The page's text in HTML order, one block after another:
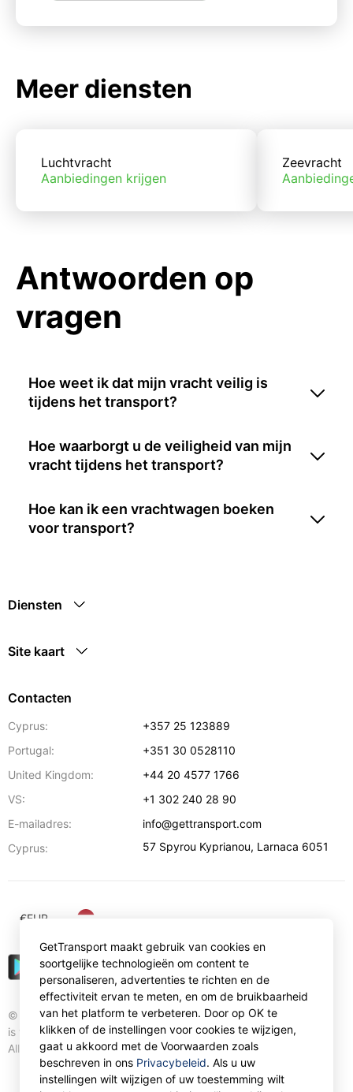
Meer diensten
Luchtvracht
Aanbiedingen krijgen
Zeevracht
Antwoorden op
vragen
Hoe weet ik dat mijn vracht veilig is
tijdens het transport?
Hoe waarborgt u de veiligheid van mijn
vracht tijdens het transport?
Hoe kan ik een vrachtwagen boeken
voor transport?
Diensten
Site kaart
Contacten
Cyprus:
+357 25 123889
Portugal:
+351 30 0528110
United Kingdom:
+44 20 4577 1766
VS:
+1 302 240 28 90
E-mailadres:
info@gettransport.com
Cyprus:
57 Spyrou Kyprianou, Larnaca 6051
© Gettransport International Limited. GetTransport®
is trademark of Gettransport International Limited.
All rights reserved.
€EUR
GetTransport maakt gebruik van cookies en
soortgelijke technologieën om content te
personaliseren, advertenties te richten en de
effectiviteit ervan te meten, en om de bruikbaarheid
van het platform te verbeteren. Door op OK te
klikken of de instellingen voor cookies te wijzigen,
gaat u akkoord met de Voorwaarden zoals
beschreven in ons Privacybeleid. Als u uw
instellingen wilt wijzigen of uw toestemming wilt